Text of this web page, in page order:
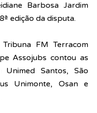
Barbosa Jardim
8ª edição da disputa.
FM Terracom
Assojubs contou as
Unimed Santos, São
Unimonte, Osan e